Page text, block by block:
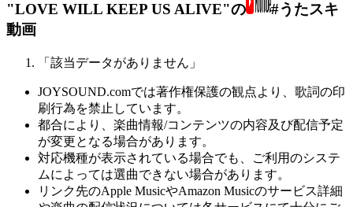
"LOVE WILL KEEP US ALIVE"の
#うたスキ
動画
「該当データがありません」
JOYSOUND.comでは著作権保護の観点より、歌詞の印
刷行為を禁止しています。
都合により、楽曲情報/コンテンツの内容及び配信予定
が変更となる場合があります。
対応機種が表示されている場合でも、ご利用のシステ
ムによっては選曲できない場合があります。
リンク先のApple MusicやAmazon Musicのサービス詳細